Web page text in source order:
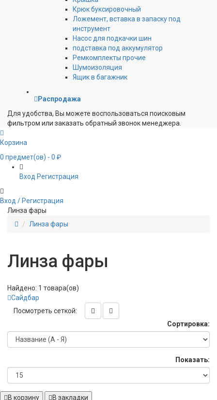
Крюк буксировочный
Ложемент, вставка в запаску под
инструмент
Насос для подкачки шин
подставка под аккумулятор
Ремкомплекты прочие
Шумоизоляция
Ящик в багажник
Распродажа
Для удобства, Вы можете воспользоваться поисковым
фильтром или заказать обратный звонок менеджера.
Корзина
0 предмет(ов) - 0 ₽
Вход Регистрация
Вход / Регистрация
Линза фары
Линза фары
Линза фары
Найдено: 1 товара(ов)
Сайдбар
Посмотреть сеткой:
Сортировка:
Показать:
В корзину В закладки